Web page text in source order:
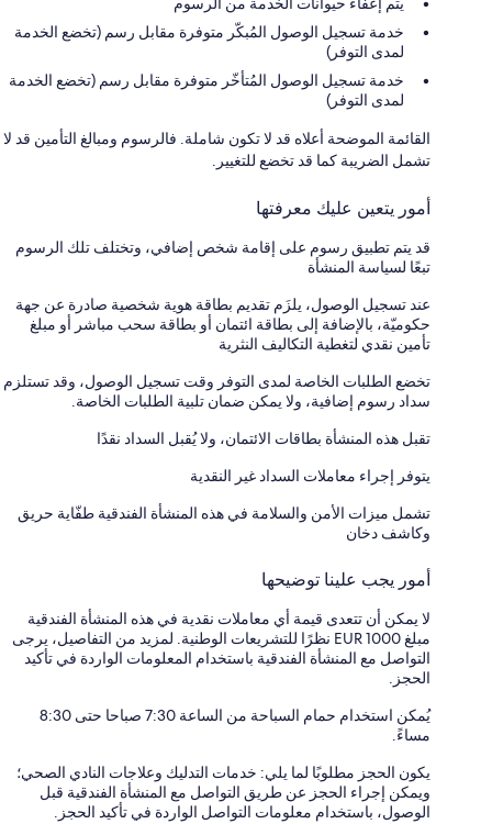
خدمة تسجيل الوصول المُبكّر متوفرة مقابل رسم (تخضع الخدمة
لمدى التوفر)
خدمة تسجيل الوصول المُتأخّر متوفرة مقابل رسم (تخضع الخدمة
لمدى التوفر)
القائمة الموضحة أعلاه قد لا تكون شاملة. فالرسوم ومبالغ التأمين قد لا
تشمل الضريبة كما قد تخضع للتغيير.
أمور يتعين عليك معرفتها
قد يتم تطبيق رسوم على إقامة شخص إضافي، وتختلف تلك الرسوم
تبعًا لسياسة المنشأة
عند تسجيل الوصول، يلزَم تقديم بطاقة هوية شخصية صادرة عن جهة
حكوميّة، بالإضافة إلى بطاقة ائتمان أو بطاقة سحب مباشر أو مبلغ
تأمين نقدي لتغطية التكاليف النثرية
تخضع الطلبات الخاصة لمدى التوفر وقت تسجيل الوصول، وقد تستلزم
سداد رسوم إضافية، ولا يمكن ضمان تلبية الطلبات الخاصة.
تقبل هذه المنشأة بطاقات الائتمان، ولا يُقبل السداد نقدًا
يتوفر إجراء معاملات السداد غير النقدية
تشمل ميزات الأمن والسلامة في هذه المنشأة الفندقية طفّاية حريق
وكاشف دخان
أمور يجب علينا توضيحها
لا يمكن أن تتعدى قيمة أي معاملات نقدية في هذه المنشأة الفندقية
مبلغ EUR 1000 نظرًا للتشريعات الوطنية. لمزيد من التفاصيل، يرجى
التواصل مع المنشأة الفندقية باستخدام المعلومات الواردة في تأكيد
الحجز.
يُمكن استخدام حمام السباحة من الساعة 7:30 صباحا حتى 8:30
مساءً.
يكون الحجز مطلوبًا لما يلي: خدمات التدليك وعلاجات النادي الصحي؛
ويمكن إجراء الحجز عن طريق التواصل مع المنشأة الفندقية قبل
الوصول، باستخدام معلومات التواصل الواردة في تأكيد الحجز.